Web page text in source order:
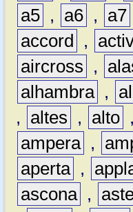
a5 , a6 , a7
accord
,
aircross
,
alhambra ,
,
altes , alto ,
ampera ,
aperta ,
ascona ,